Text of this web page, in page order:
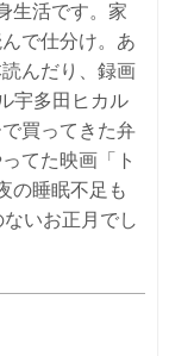
生活です。家
で仕分け。あ
んだり、録画
宇多田ヒカル
買ってきた弁
てた映画「ト
の睡眠不足も
いお正月でし